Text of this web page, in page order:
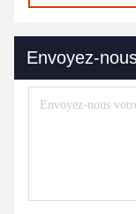
Envoyez-